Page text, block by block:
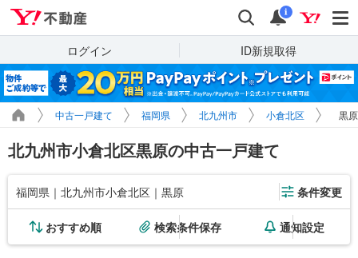
検索 通知
i
ログイン ID新規取得
中古一戸建て 福岡県 北九州市 小倉北区 黒
北九州市小倉北区黒原の中古一戸建て
福岡県｜北九州市小倉北区｜黒原 条件変更
おすすめ順 検索条件保存 通知設定